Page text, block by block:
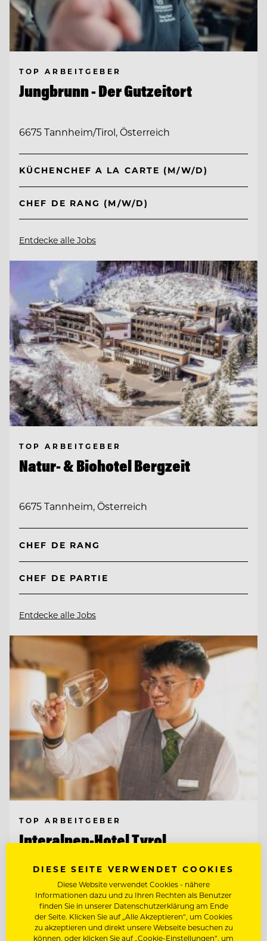
TOP ARBEITGEBER
Jungbrunn - Der Gutzeitort
6675 Tannheim/Tirol, Österreich
KÜCHENCHEF A LA CARTE (M/W/D)
CHEF DE RANG (M/W/D)
Entdecke alle Jobs
TOP ARBEITGEBER
Natur- & Biohotel Bergzeit
6675 Tannheim, Österreich
CHEF DE RANG
CHEF DE PARTIE
Entdecke alle Jobs
TOP ARBEITGEBER
Interalpen-Hotel Tyrol
6410 Telfs, Österreich
OBERKELLNER:IN (M/W/D)
DIESE SEITE VERWENDET COOKIES
Diese Website verwendet Cookies - nähere
Informationen dazu und zu Ihren Rechten als Benutzer
finden Sie in unserer Datenschutzerklärung am Ende
der Seite. Klicken Sie auf „Alle Akzeptieren“, um Cookies
zu akzeptieren und direkt unsere Webseite besuchen zu
können, oder klicken Sie auf „Cookie-Einstellungen“, um